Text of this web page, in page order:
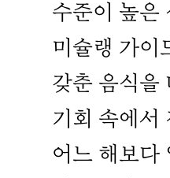
수준이 높은
미슐랭 가이
갖춘 음식을
기회 속에서
어느 해보다